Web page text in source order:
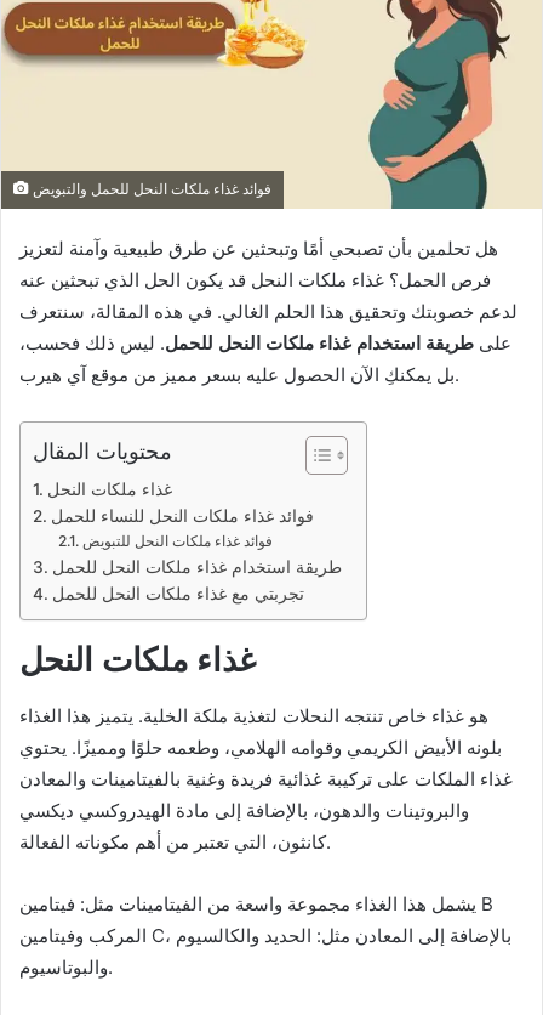
فوائد غذاء ملكات النحل للحمل والتبويض
هل تحلمين بأن تصبحي أمًا وتبحثين عن طرق طبيعية وآمنة لتعزيز
فرص الحمل؟ غذاء ملكات النحل قد يكون الحل الذي تبحثين عنه
لدعم خصوبتك وتحقيق هذا الحلم الغالي. في هذه المقالة، سنتعرف
على طريقة استخدام غذاء ملكات النحل للحمل. ليس ذلك فحسب،
بل يمكنكِ الآن الحصول عليه بسعر مميز من موقع آي هيرب.
محتويات المقال
غذاء ملكات النحل
فوائد غذاء ملكات النحل للنساء للحمل
فوائد غذاء ملكات النحل للتبويض
طريقة استخدام غذاء ملكات النحل للحمل
تجربتي مع غذاء ملكات النحل للحمل
غذاء ملكات النحل
هو غذاء خاص تنتجه النحلات لتغذية ملكة الخلية. يتميز هذا الغذاء
بلونه الأبيض الكريمي وقوامه الهلامي، وطعمه حلوًا ومميزًا. يحتوي
غذاء الملكات على تركيبة غذائية فريدة وغنية بالفيتامينات والمعادن
والبروتينات والدهون، بالإضافة إلى مادة الهيدروكسي ديكسي
كانثون، التي تعتبر من أهم مكوناته الفعالة.
يشمل هذا الغذاء مجموعة واسعة من الفيتامينات مثل: فيتامين B
المركب وفيتامين C، بالإضافة إلى المعادن مثل: الحديد والكالسيوم
والبوتاسيوم.